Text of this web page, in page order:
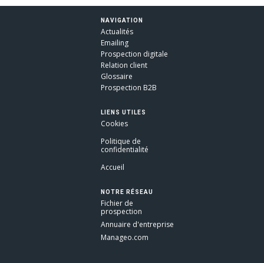
NAVIGATION
Actualités
Emailing
Prospection digitale
Relation client
Glossaire
Prospection B2B
LIENS UTILES
Cookies
Politique de
confidentialité
Accueil
NOTRE RÉSEAU
Fichier de
prospection
Annuaire d'entreprise
Manageo.com